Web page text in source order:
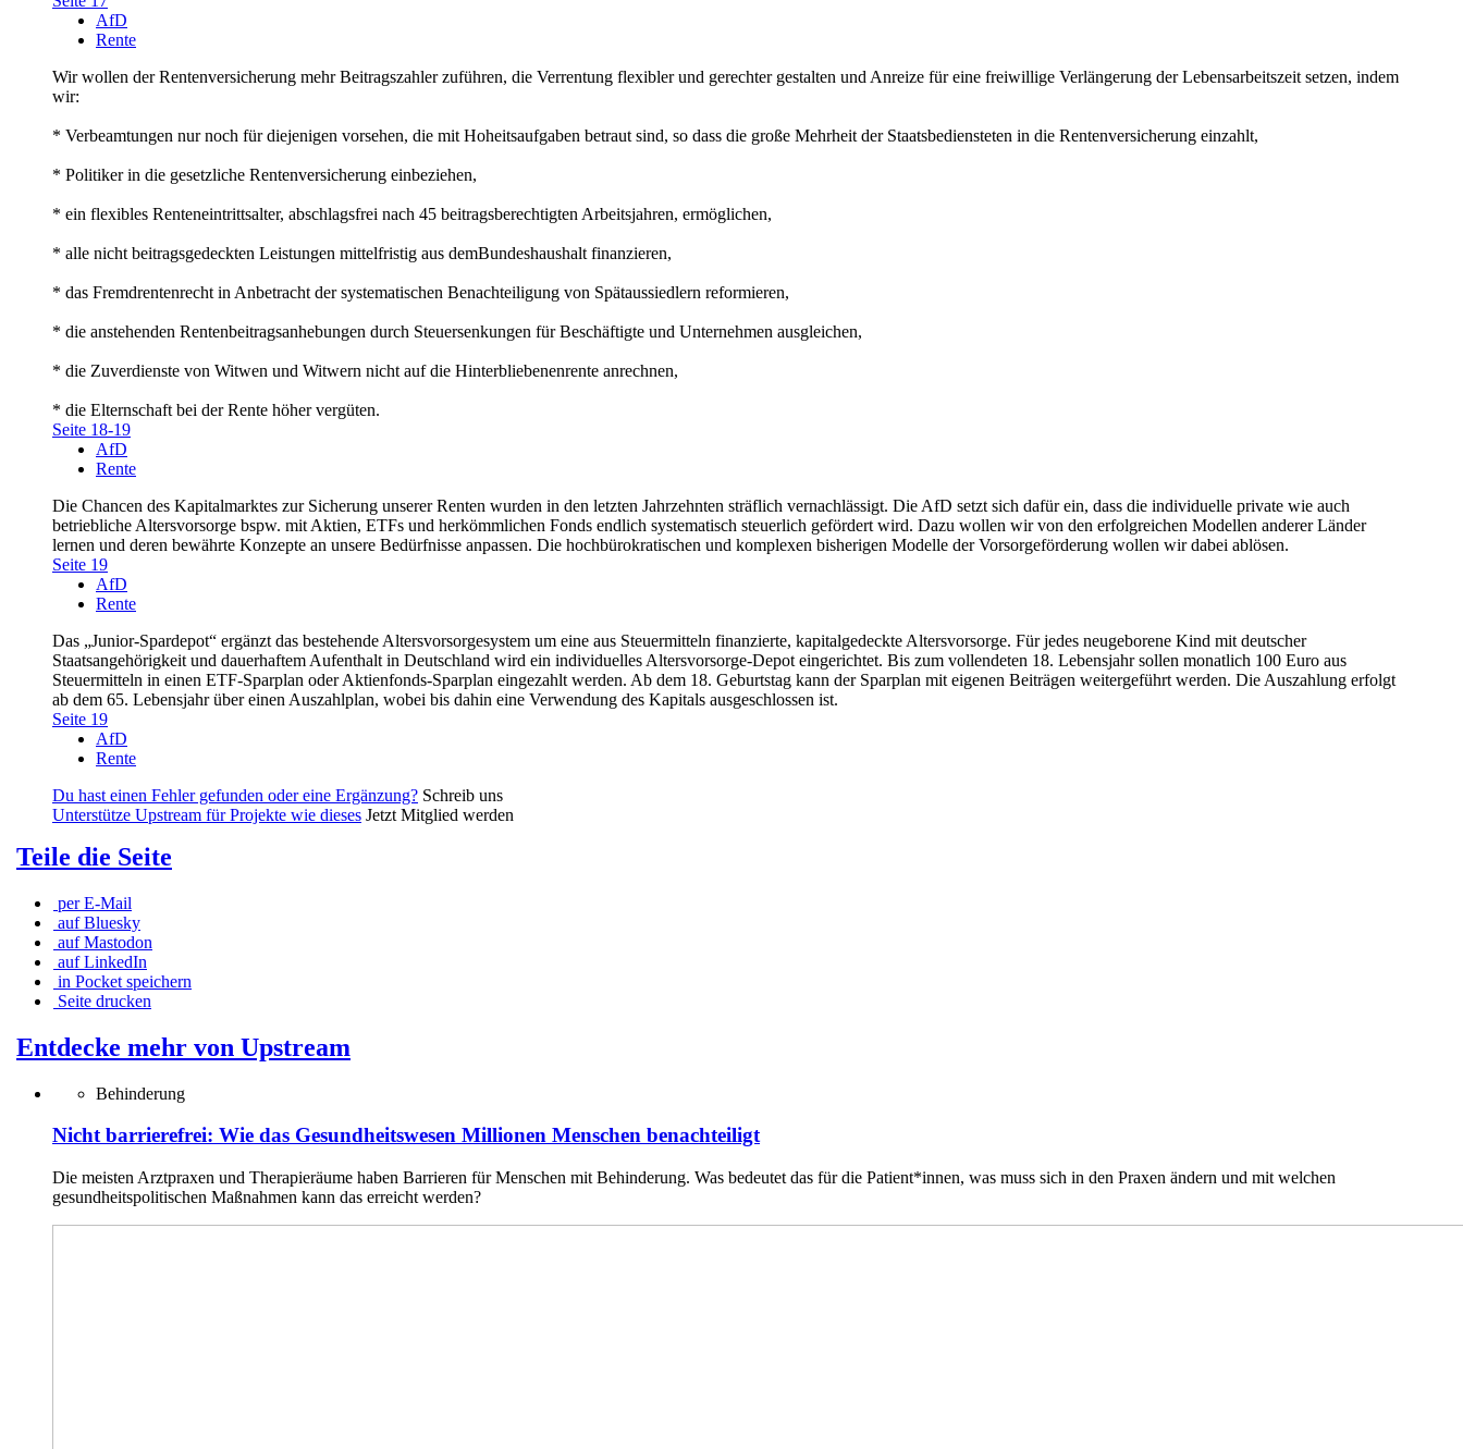
AfD
Rente
Wir wollen der Rentenversicherung mehr Beitragszahler zuführen, die Verrentung flexibler und gerechter gestalten und Anreize für eine freiwillige Verlängerung der Lebensarbeitszeit setzen, indem
wir:
* Verbeamtungen nur noch für diejenigen vorsehen, die mit Hoheitsaufgaben betraut sind, so dass die große Mehrheit der Staatsbediensteten in die Rentenversicherung einzahlt,
* Politiker in die gesetzliche Rentenversicherung einbeziehen,
* ein flexibles Renteneintrittsalter, abschlagsfrei nach 45 beitragsberechtigten Arbeitsjahren, ermöglichen,
* alle nicht beitragsgedeckten Leistungen mittelfristig aus demBundeshaushalt finanzieren,
* das Fremdrentenrecht in Anbetracht der systematischen Benachteiligung von Spätaussiedlern reformieren,
* die anstehenden Rentenbeitragsanhebungen durch Steuersenkungen für Beschäftigte und Unternehmen ausgleichen,
* die Zuverdienste von Witwen und Witwern nicht auf die Hinterbliebenenrente anrechnen,
* die Elternschaft bei der Rente höher vergüten.
Seite 18-19
AfD
Rente
Die Chancen des Kapitalmarktes zur Sicherung unserer Renten wurden in den letzten Jahrzehnten sträflich vernachlässigt. Die AfD setzt sich dafür ein, dass die individuelle private wie auch
betriebliche Altersvorsorge bspw. mit Aktien, ETFs und herkömmlichen Fonds endlich systematisch steuerlich gefördert wird. Dazu wollen wir von den erfolgreichen Modellen anderer Länder
lernen und deren bewährte Konzepte an unsere Bedürfnisse anpassen. Die hochbürokratischen und komplexen bisherigen Modelle der Vorsorgeförderung wollen wir dabei ablösen.
Seite 19
AfD
Rente
Das „Junior-Spardepot“ ergänzt das bestehende Altersvorsorgesystem um eine aus Steuermitteln finanzierte, kapitalgedeckte Altersvorsorge. Für jedes neugeborene Kind mit deutscher
Staatsangehörigkeit und dauerhaftem Aufenthalt in Deutschland wird ein individuelles Altersvorsorge-Depot eingerichtet. Bis zum vollendeten 18. Lebensjahr sollen monatlich 100 Euro aus
Steuermitteln in einen ETF-Sparplan oder Aktienfonds-Sparplan eingezahlt werden. Ab dem 18. Geburtstag kann der Sparplan mit eigenen Beiträgen weitergeführt werden. Die Auszahlung erfolgt
ab dem 65. Lebensjahr über einen Auszahlplan, wobei bis dahin eine Verwendung des Kapitals ausgeschlossen ist.
Seite 19
AfD
Rente
Du hast einen Fehler gefunden oder eine Ergänzung? Schreib uns
Unterstütze Upstream für Projekte wie dieses Jetzt Mitglied werden
Teile die Seite
per E-Mail
auf Bluesky
auf Mastodon
auf LinkedIn
in Pocket speichern
Seite drucken
Entdecke mehr von Upstream
Behinderung
Nicht barrierefrei: Wie das Gesundheitswesen Millionen Menschen benachteiligt
Die meisten Arztpraxen und Therapieräume haben Barrieren für Menschen mit Behinderung. Was bedeutet das für die Patient*innen, was muss sich in den Praxen ändern und mit welchen
gesundheitspolitischen Maßnahmen kann das erreicht werden?